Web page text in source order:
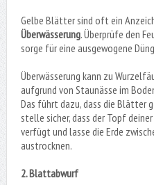
Gelbe Blätter sind oft ein
Überwässerung. Überprüfe den
sorge für eine ausgewogene
Überwässerung kann zu
aufgrund von Staunässe im
Das führt dazu, dass die Blätter
stelle sicher, dass der Topf
verfügt und lasse die Erde
austrocknen.
2. Blattabwurf